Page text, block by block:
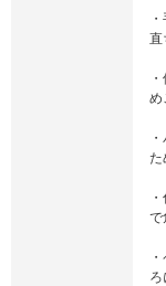
直
め
た
で
ろ